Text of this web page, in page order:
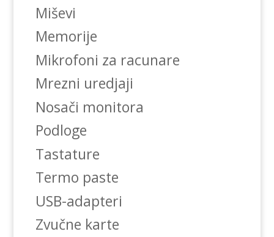
Miševi
Memorije
Mikrofoni za racunare
Mrezni uredjaji
Nosači monitora
Podloge
Tastature
Termo paste
USB-adapteri
Zvučne karte